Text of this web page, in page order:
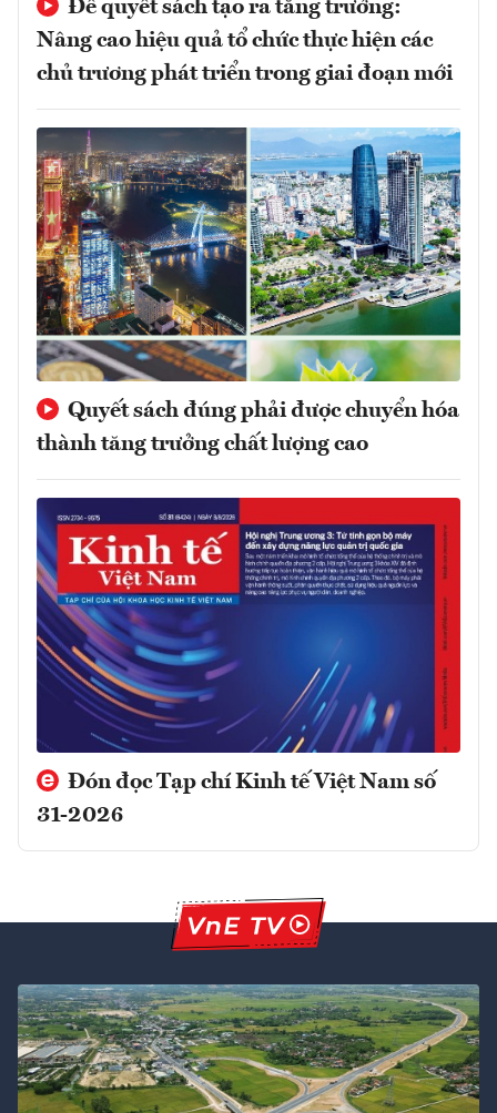
Để quyết sách tạo ra tăng trưởng:
Nâng cao hiệu quả tổ chức thực hiện các
chủ trương phát triển trong giai đoạn mới
Quyết sách đúng phải được chuyển hóa
thành tăng trưởng chất lượng cao
Đón đọc Tạp chí Kinh tế Việt Nam số
31-2026